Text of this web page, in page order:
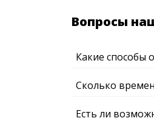
Вопросы
Какие способы
Сколько
Есть ли